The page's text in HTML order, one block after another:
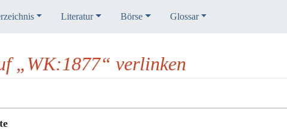
Literatur Börse Glossar
„WK:1877“ verlinken